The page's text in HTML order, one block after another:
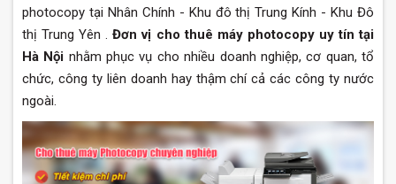
photocopy tại Nhân Chính - Khu đô thị Trung Kính - Khu Đô
thị Trung Yên .Đơn vị cho thuê máy photocopy uy tín tại
Hà Nội nhằm phục vụ cho nhiều doanh nghiệp, cơ quan, tổ
chức, công ty liên doanh hay thậm chí cả các công ty nước
ngoài.